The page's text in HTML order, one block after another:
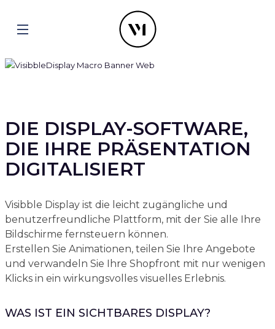
DIE DISPLAY-SOFTWARE,
DIE IHRE PRÄSENTATION
DIGITALISIERT
Visibble Display ist die leicht zugängliche und
benutzerfreundliche Plattform, mit der Sie alle Ihre
Bildschirme fernsteuern können.
Erstellen Sie Animationen, teilen Sie Ihre Angebote
und verwandeln Sie Ihre Shopfront mit nur wenigen
Klicks in ein wirkungsvolles visuelles Erlebnis.
WAS IST EIN SICHTBARES DISPLAY?